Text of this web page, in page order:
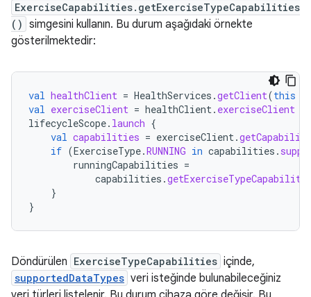
ExerciseCapabilities.getExerciseTypeCapabilities
() simgesini kullanın. Bu durum aşağıdaki örnekte
gösterilmektedir:
val healthClient = HealthServices .getClient(this
val exerciseClient = healthClient. exerciseClient
lifecycleScope. launch {
val capabilities = exerciseClient.
if (ExerciseType.RUNNING in capabilities .
runningCapabilities =
capabilities .
}
}
Döndürülen ExerciseTypeCapabilities içinde,
supportedDataTypes veri isteğinde bulunabileceğiniz